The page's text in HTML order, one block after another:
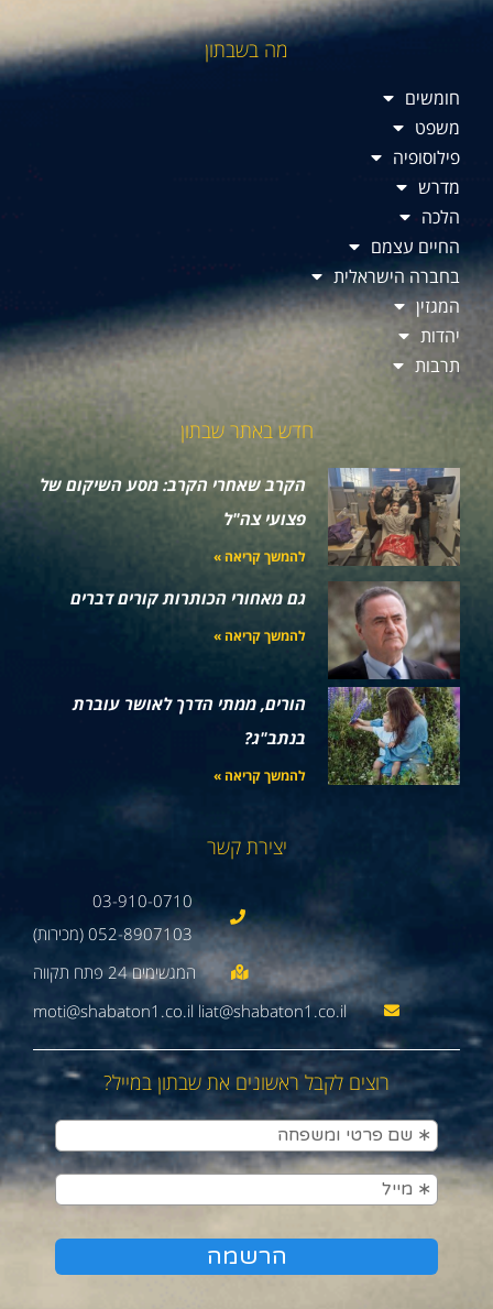
מה בשבתון
חומשים
משפט
פילוסופיה
מדרש
הלכה
החיים עצמם
בחברה הישראלית
המגזין
יהדות
תרבות
חדש באתר שבתון
הקרב שאחרי הקרב: מסע השיקום של
פצועי צה"ל
להמשך קריאה »
גם מאחורי הכותרות קורים דברים
להמשך קריאה »
הורים, ממתי הדרך לאושר עוברת
בנתב"ג?
להמשך קריאה »
יצירת קשר
03-910-0710
052-8907103 (מכירות)
moti@shabaton1.co.il liat@shabaton1.co.il
רוצים לקבל ראשונים את שבתון במייל?